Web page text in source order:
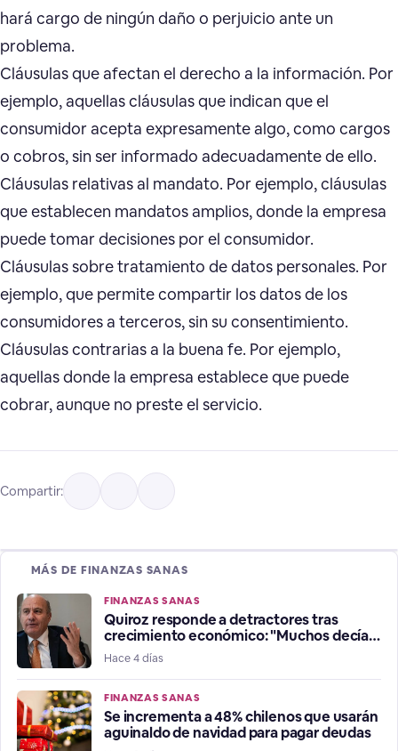
hará cargo de ningún daño o perjuicio ante un
problema.
Cláusulas que afectan el derecho a la información. Por
ejemplo, aquellas cláusulas que indican que el
consumidor acepta expresamente algo, como cargos
o cobros, sin ser informado adecuadamente de ello.
Cláusulas relativas al mandato. Por ejemplo, cláusulas
que establecen mandatos amplios, donde la empresa
puede tomar decisiones por el consumidor.
Cláusulas sobre tratamiento de datos personales. Por
ejemplo, que permite compartir los datos de los
consumidores a terceros, sin su consentimiento.
Cláusulas contrarias a la buena fe. Por ejemplo,
aquellas donde la empresa establece que puede
cobrar, aunque no preste el servicio.
Compartir:
MÁS DE FINANZAS SANAS
FINANZAS SANAS
Quiroz responde a detractores tras
crecimiento económico: "Muchos decían
que estábamos en recesión"
Hace 4 días
FINANZAS SANAS
Se incrementa a 48% chilenos que usarán
aguinaldo de navidad para pagar deudas